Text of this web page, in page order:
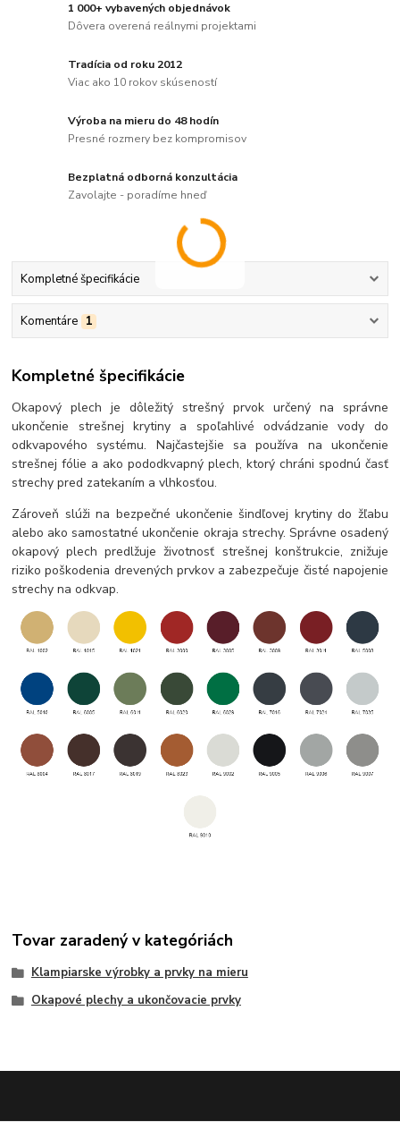
1 000+ vybavených objednávok
Dôvera overená reálnymi projektami
Tradícia od roku 2012
Viac ako 10 rokov skúseností
Výroba na mieru do 48 hodín
Presné rozmery bez kompromisov
Bezplatná odborná konzultácia
Zavolajte - poradíme hneď
Kompletné špecifikácie
Komentáre 1
Kompletné špecifikácie
Okapový plech je dôležitý strešný prvok určený na správne
ukončenie strešnej krytiny a spoľahlivé odvádzanie vody do
odkvapového systému. Najčastejšie sa používa na ukončenie
strešnej fólie a ako pododkvapný plech, ktorý chráni spodnú časť
strechy pred zatekaním a vlhkosťou.
Zároveň slúži na bezpečné ukončenie šindľovej krytiny do žľabu
alebo ako samostatné ukončenie okraja strechy. Správne osadený
okapový plech predlžuje životnosť strešnej konštrukcie, znižuje
riziko poškodenia drevených prvkov a zabezpečuje čisté napojenie
strechy na odkvap.
Tovar zaradený v kategóriách
Klampiarske výrobky a prvky na mieru
Okapové plechy a ukončovacie prvky